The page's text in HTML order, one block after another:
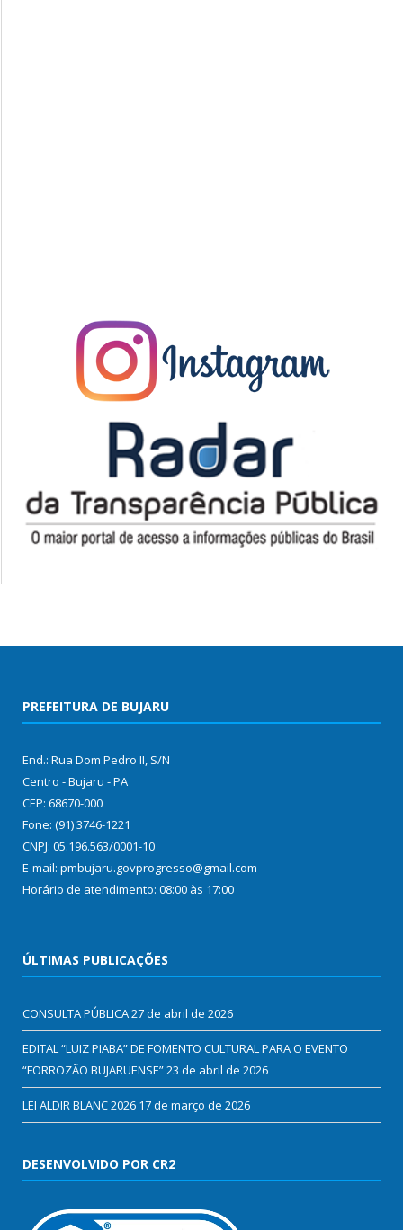
PREFEITURA DE BUJARU
End.: Rua Dom Pedro II, S/N
Centro - Bujaru - PA
CEP: 68670-000
Fone: (91) 3746-1221
CNPJ: 05.196.563/0001-10
E-mail: pmbujaru.govprogresso@gmail.com
Horário de atendimento: 08:00 às 17:00
ÚLTIMAS PUBLICAÇÕES
CONSULTA PÚBLICA27 de abril de 2026
EDITAL “LUIZ PIABA” DE FOMENTO CULTURAL PARA O EVENTO
“FORROZÃO BUJARUENSE”23 de abril de 2026
LEI ALDIR BLANC 2026 17 de março de 2026
DESENVOLVIDO POR CR2